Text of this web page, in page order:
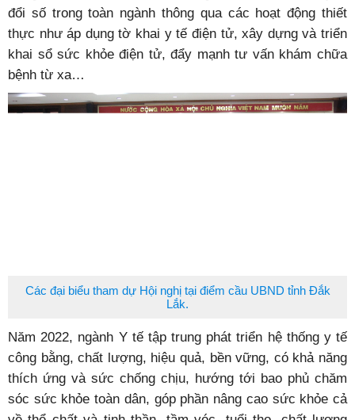
đổi số trong toàn ngành thông qua các hoạt động thiết
thực như áp dụng tờ khai y tế điện tử, xây dựng và triển
khai sổ sức khỏe điện tử, đẩy mạnh tư vấn khám chữa
bệnh từ xa…
Các đại biểu tham dự Hội nghị tại điểm cầu UBND tỉnh Đắk
Lắk.
Năm 2022, ngành Y tế tập trung phát triển hệ thống y tế
công bằng, chất lượng, hiệu quả, bền vững, có khả năng
thích ứng và sức chống chịu, hướng tới bao phủ chăm
sóc sức khỏe toàn dân, góp phần nâng cao sức khỏe cả